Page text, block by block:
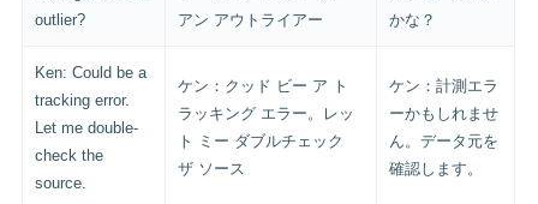
outlier?
アン アウトライアー
かな？
Ken: Could be a
tracking error.
Let me double-
check the
source.
ケン：クッド ビー ア ト
ラッキング エラー。レッ
ト ミー ダブルチェック
ザ ソース
ケン：計測エラ
ーかもしれませ
ん。データ元を
確認します。